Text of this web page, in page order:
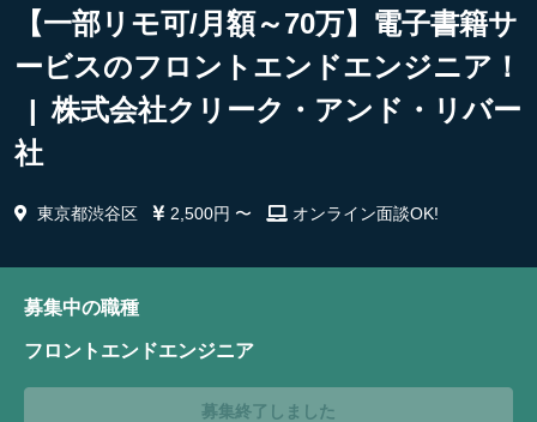
【一部リモ可/月額～70万】電子書籍サ
ービスのフロントエンドエンジニア！
| 株式会社クリーク・アンド・リバー
社
東京都渋谷区 2,500円 〜 オンライン面談OK!
募集中の職種
フロントエンドエンジニア
募集終了しました